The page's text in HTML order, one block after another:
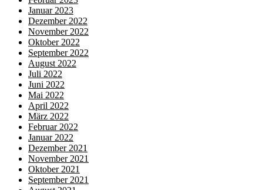
Januar 2023
Dezember 2022
November 2022
Oktober 2022
September 2022
August 2022
Juli 2022
Juni 2022
Mai 2022
April 2022
März 2022
Februar 2022
Januar 2022
Dezember 2021
November 2021
Oktober 2021
September 2021